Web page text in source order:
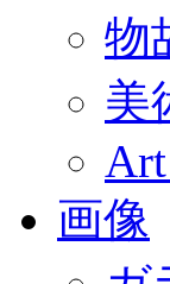
物
美
画像